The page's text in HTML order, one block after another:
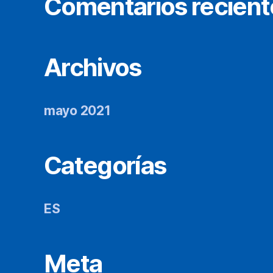
Comentarios
Archivos
mayo 2021
Categorías
ES
Meta